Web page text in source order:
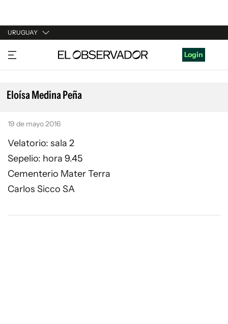
URUGUAY
URUGUAY
ARGENTINA
ESPAÑA
Login
Eloísa Medina Peña
19 de mayo 2016
Velatorio: sala 2
Sepelio: hora 9.45
Cementerio Mater Terra
Carlos Sicco SA